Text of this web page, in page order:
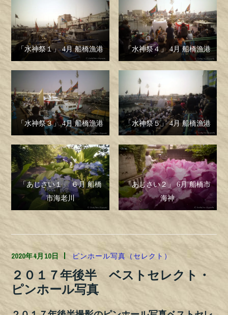
「水神祭１」 4月 船橋漁港 「水神祭４」 4月 船橋漁港
「水神祭３」 4月 船橋漁港 「水神祭５」 4月 船橋漁港
「あじさい１」 ６月 船橋
市海老川
「あじさい２」 6月 船橋市
海神
2020年4月10日 TOSHILYNN
ピンホール写真（セレクト）
２０１７年後半 ベストセレクト・
ピンホール写真